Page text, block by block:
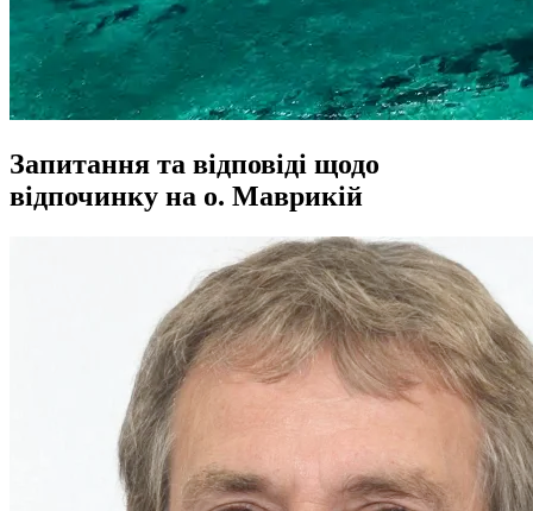
Запитання та відповіді щодо
відпочинку на о. Маврикій